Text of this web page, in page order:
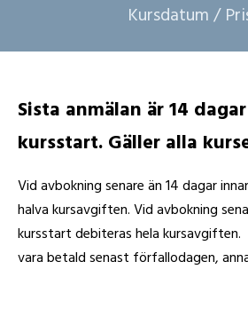
Kursdatum /
Sista anmälan är 14
kursstart. Gäller alla
Vid avbokning senare än 14 dagar
halva kursavgiften. Vid avbokning
kursstart debiteras hela
vara betald senast förfallodagen,